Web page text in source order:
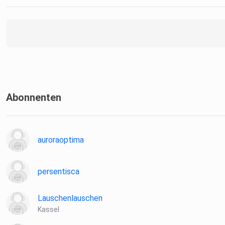
Abonnenten
auroraoptima
persentisca
Lauschenlauschen
Kassel